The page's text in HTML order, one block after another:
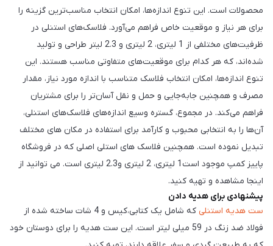
محصولات است. این تنوع اندازه‌ها، امکان انتخاب مناسب‌ترین گزینه را
برای هر نیاز و موقعیت خاص فراهم می‌آورد. فلاسک‌های استنلی در
ظرفیت‌های مختلفی از 1 لیتری، 2 لیتری و 2.3 لیتر طراحی و تولید
شده‌اند، که هر کدام برای موقعیت‌های متفاوتی مناسب هستند. این
تنوع اندازه‌ها، امکان انتخاب فلاسک متناسب با اندازه مورد نیاز، مقدار
مصرف و همچنین جابه‌جایی و حمل و نقل آسان‌تر را برای مشتریان
فراهم می‌کند. در مجموع، گستره وسیع اندازه‌های فلاسک‌های استنلی،
آن‌ها را به انتخابی محبوب و کارآمد برای استفاده در مکان های مختلف
تبدیل نموده است. همچنین فلاسک های استلی اصلی که در فروشگاه
پاییز کمپ موجود است1 لیتری، 2 لیتری و2.3 لیتری است. می توانید از
اینجا مشاهده و تهیه کنید.
پیشنهادی برای هدیه دادن
ست هدیه استنلی
که شامل یک کتابی،کیس و 4 شات ساخته شده از
فولاد ضد زنگ در 59 میلی لیتر است. این ست هدیه را برای دوستان خود